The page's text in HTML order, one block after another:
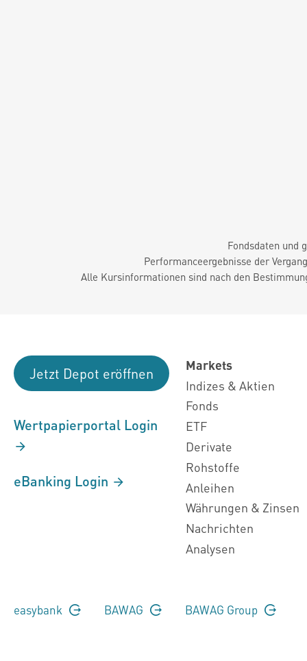
Fondsdaten und
Performanceergebnisse der
Alle Kursinformationen sind nach den
Jetzt Depot eröffnen
Wertpapierportal Login
eBanking Login
Markets
Indizes & Aktien
Fonds
ETF
Derivate
Rohstoffe
Anleihen
Währungen & Zinsen
Nachrichten
Analysen
easybank BAWAG BAWAG Group